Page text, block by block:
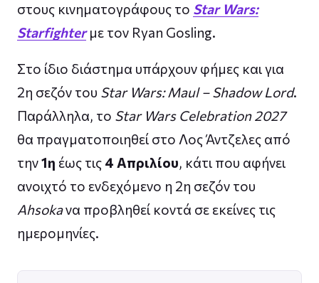
στους κινηματογράφους το Star Wars:
Starfighterμε τον Ryan Gosling.
Στο ίδιο διάστημα υπάρχουν φήμες και για
2η σεζόν του Star Wars: Maul – Shadow Lord.
Παράλληλα, το Star Wars Celebration 2027
θα πραγματοποιηθεί στο Λος Άντζελες από
την1η έως τις 4 Απριλίου, κάτι που αφήνει
ανοιχτό το ενδεχόμενο η 2η σεζόν του
Ahsokaνα προβληθεί κοντά σε εκείνες τις
ημερομηνίες.